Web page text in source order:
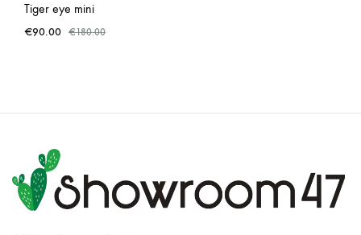
Tiger eye mini
€90.00 €180.00